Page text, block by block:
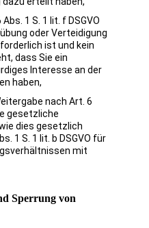
1 S. 1 lit. f DSGVO
oder Verteidigung
ist und kein
dass Sie ein
Interesse an der
haben,
nach Art. 6
gesetzliche
dies gesetzlich
1 S. 1 lit. b DSGVO für
mit
Sperrung von